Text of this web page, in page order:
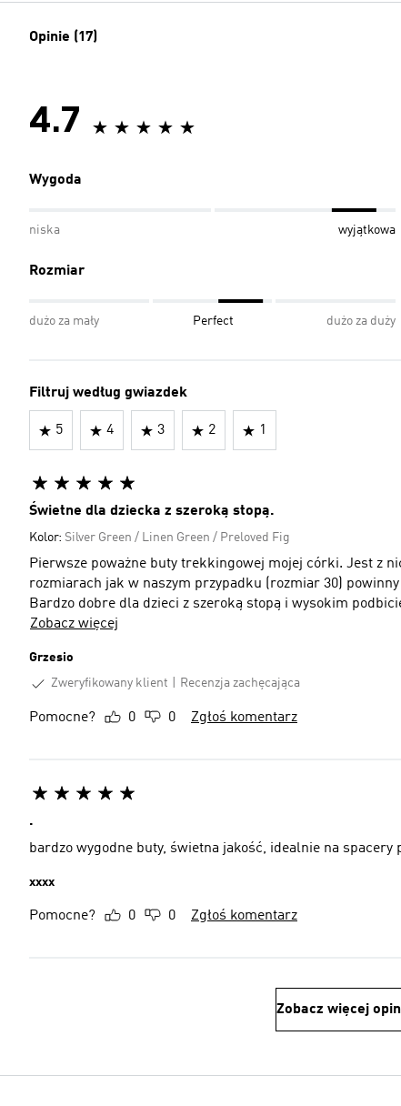
Opinie (17)
4.7
Wygoda
niska wyjątkowa
Rozmiar
dużo za mały Perfect dużo za duży
Filtruj według gwiazdek
5 4 3 2 1
Świetne dla dziecka z szeroką stopą.
Kolor: Silver Green / Linen Green / Preloved Fig
Pierwsze poważne buty trekkingowej mojej córki. Jest z
rozmiarach jak w naszym przypadku (rozmiar 30)
Bardzo dobre dla dzieci z szeroką stopą i wysokim
Zobacz więcej
Grzesio
Zweryfikowany klient
Recenzja zachęcająca
Pomocne? 0 0 Zgłoś komentarz
.
bardzo wygodne buty, świetna jakość,
xxxx
Pomocne? 0 0 Zgłoś komentarz
Zobacz więcej